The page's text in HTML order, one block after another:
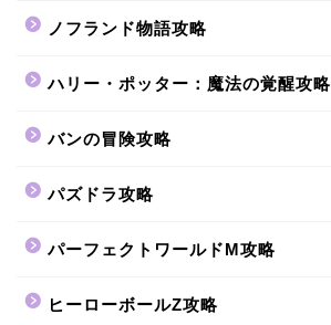
ノフランド物語攻略
ハリー・ポッター：魔法の覚醒攻略
バンの冒険攻略
パズドラ攻略
パーフェクトワールドM攻略
ヒーローボールZ攻略